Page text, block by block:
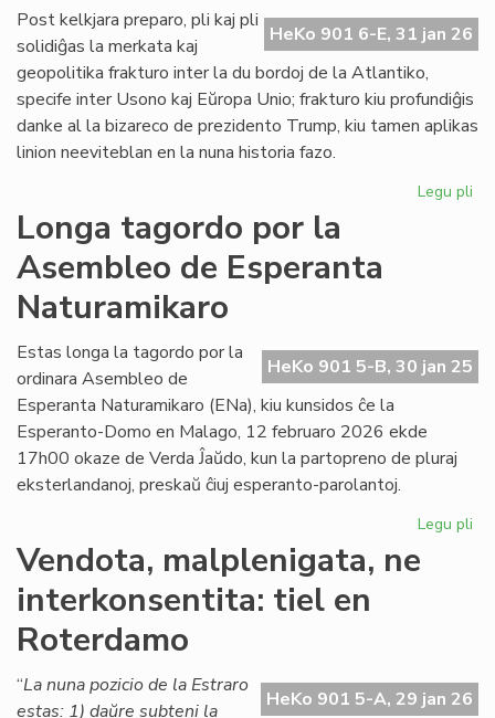
ĉe
HeKo 901 6-E, 31 jan 26
Post kelkjara preparo, pli kaj pli
solidiĝas la merkata kaj
geopolitika frakturo inter la du bordoj de la Atlantiko,
specife inter Usono kaj Eŭropa Unio; frakturo kiu profundiĝis
danke al la bizareco de prezidento Trump, kiu tamen aplikas
linion neeviteblan en la nuna historia fazo.
Legu pli
ĉe
Longa tagordo por la
Asembleo de Esperanta
Naturamikaro
HeKo 901 5-B, 30 jan 25
Estas longa la tagordo por la
ordinara Asembleo de
Esperanta Naturamikaro (ENa), kiu kunsidos ĉe la
Esperanto-Domo en Malago, 12 februaro 2026 ekde
17h00 okaze de Verda Ĵaŭdo, kun la partopreno de pluraj
eksterlandanoj, preskaŭ ĉiuj esperanto-parolantoj.
Legu pli
Vendota, malplenigata, ne
interkonsentita: tiel en
Roterdamo
HeKo 901 5-A, 29 jan 26
“La nuna pozicio de la Estraro
estas: 1) daŭre subteni la